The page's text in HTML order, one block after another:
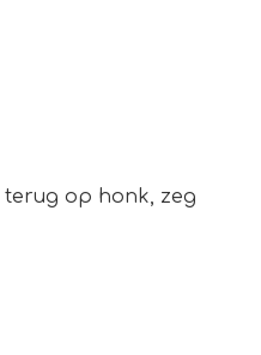
terug op honk, zeg